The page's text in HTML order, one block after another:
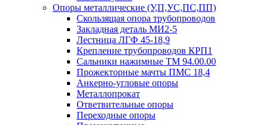
Опоры металлические (У,П,УС,ПС,ПП)
Скользящая опора трубопроводов
Закладная деталь МИ2-5
Лестница ЛГФ 45-18,9
Крепление трубопроводов КРП1
Сальники нажимные ТМ 94.00.00
Прожекторные мачты ПМС 18,4
Анкерно-угловые опоры
Металлопрокат
Ответвительные опоры
Переходные опоры